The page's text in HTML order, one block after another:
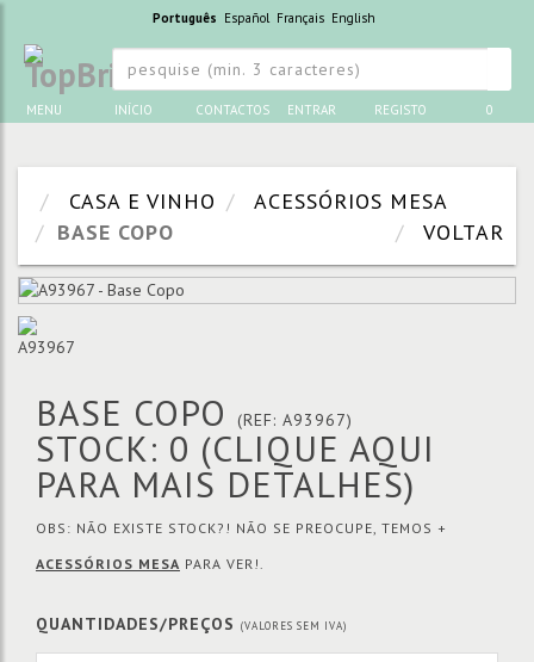
Português Español Français English
MENU INÍCIO CONTACTOS ENTRAR REGISTO 0
CASA E VINHO
ACESSÓRIOS MESA
BASE COPO
VOLTAR
BASE COPO (REF: A93967)
STOCK: 0 (CLIQUE AQUI
PARA MAIS DETALHES)
OBS: NÃO EXISTE STOCK?! NÃO SE PREOCUPE, TEMOS +
ACESSÓRIOS MESA PARA VER!.
QUANTIDADES/PREÇOS (VALORES SEM IVA)